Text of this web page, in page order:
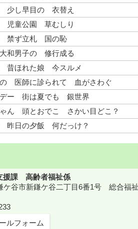
少し早目の 衣替え
児童公園 草むしり
禁ず立札 国の恥
和男子の 修行成る
昔ほれた娘 今スルメ
の 医師に診られて 血がさわぐ
デー 街は夏でも 銀世界
ん 頭とおでこ さかい目どこ？
昨日の夕飯 何だっけ？
援課 高齢者福祉係
谷市新鎌ケ谷二丁目6番1号 総合福
ルフォーム